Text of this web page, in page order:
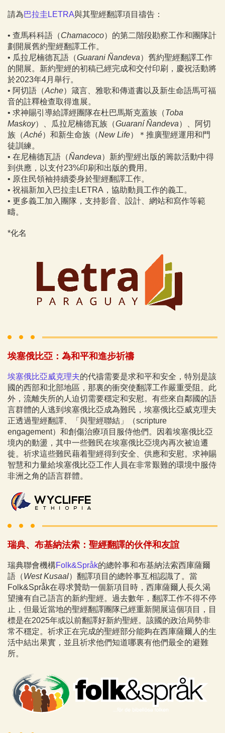
請為巴拉圭LETRA與其聖經翻譯項目禱告：
• 查馬科科語（Chamacoco）的第二階段勘察工作和團隊計
劃開展舊約聖經翻譯工作。
• 瓜拉尼楠德瓦語（Guarani Ñandeva）舊約聖經翻譯工作
的開展。新約聖經的初稿已經完成和交付印刷，慶祝活動將
於2023年4月舉行。
• 阿切語（Ache）箴言、雅歌和傳道書以及新生命語馬可福
音的註釋檢查取得進展。
• 求神賜引導給譯經團隊在杜巴馬斯克蓋族（Toba
Maskoy）、瓜拉尼楠德瓦族（Guaraní Ñandeva）、阿切
族（Aché）和新生命族（New Life） ＊ 推廣聖經運用和門
徒訓練。
• 在尼楠德瓦語（Ñandeva）新約聖經出版的籌款活動中得
到供應，以支付23%印刷和出版的費用。
• 原住民領袖持續委身於聖經翻譯工作。
• 祝福新加入巴拉圭LETRA，協助動員工作的義工。
• 更多義工加入團隊，支持影音、設計、網站和寫作等範
疇。
*化名
​埃塞俄比亞：為和平和進步祈禱
埃塞俄比亞威克理夫的代禱需要是求和平和安全，特別是該
國的西部和北部地區，那裏的衝突使翻譯工作嚴重受阻。此
外，流離失所的人迫切需要穩定和安慰。有些來自鄰國的語
言群體的人逃到埃塞俄比亞成為難民，埃塞俄比亞威克理夫
正透過聖經翻譯、「與聖經聯結」（scripture
engagement）和創傷治療項目服侍他們。因着埃塞俄比亞
境內的動盪，其中一些難民在埃塞俄比亞境內再次被迫遷
徙。祈求這些難民藉着聖經得到安全、供應和安慰。求神賜
智慧和力量給埃塞俄比亞工作人員在非常艱難的環境中服侍
非洲之角的語言群體。
瑞典、布基納法索：聖經翻譯的伙伴和友誼
瑞典聯會機構Folk&Språk的總幹事和布基納法索西庫薩爾
語（West Kusaal）翻譯項目的總幹事互相認識了。當
Folk&Språk在尋求贊助一個新項目時，西庫薩爾人長久渴
望擁有自己語言的新約聖經。過去數年，翻譯工作不得不停
止，但最近當地的聖經翻譯團隊已經重新開展這個項目，目
標是在2025年或以前翻譯好新約聖經。該國的政治局勢非
常不穩定。祈求正在完成的聖經部分能夠在西庫薩爾人的生
活中結出果實，並且祈求他們知道哪裏有他們最全的避難
所。